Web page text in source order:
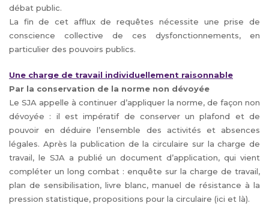
débat public.
La fin de cet afflux de requêtes nécessite une prise de
conscience collective de ces dysfonctionnements, en
particulier des pouvoirs publics.
Une charge de travail individuellement raisonnable
Par la conservation de la norme non dévoyée
Le SJA appelle à continuer d’appliquer la norme, de façon non
dévoyée : il est impératif de conserver un plafond et de
pouvoir en déduire l’ensemble des activités et absences
légales. Après la publication de la circulaire sur la charge de
travail, le SJA a publié un document d’application, qui vient
compléter un long combat : enquête sur la charge de travail,
plan de sensibilisation, livre blanc, manuel de résistance à la
pression statistique, propositions pour la circulaire (ici et là).